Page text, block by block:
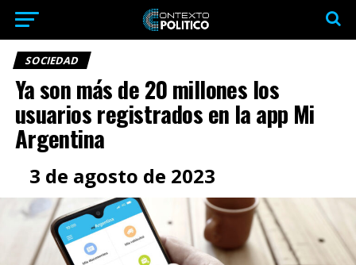
SOCIEDAD
Ya son más de 20 millones los
usuarios registrados en la app Mi
Argentina
3 de agosto de 2023